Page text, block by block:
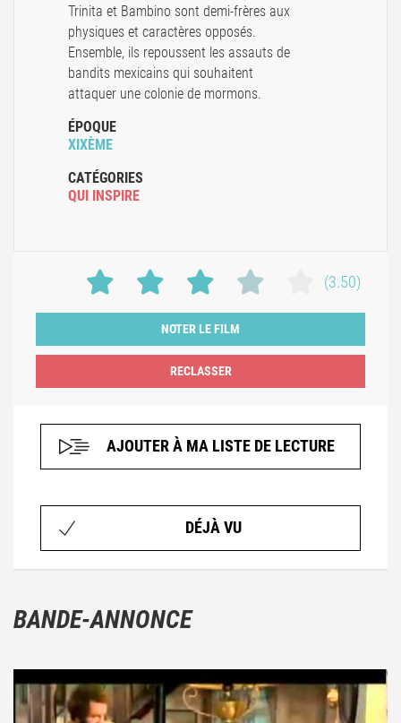
Trinita et Bambino sont demi-frères aux
physiques et caractères opposés.
Ensemble, ils repoussent les assauts de
bandits mexicains qui souhaitent
attaquer une colonie de mormons.
ÉPOQUE
XIXÈME
CATÉGORIES
QUI INSPIRE
(3.50)
NOTER LE FILM
AJOUTER À MA LISTE DE LECTURE
DÉJÀ VU
BANDE-ANNONCE